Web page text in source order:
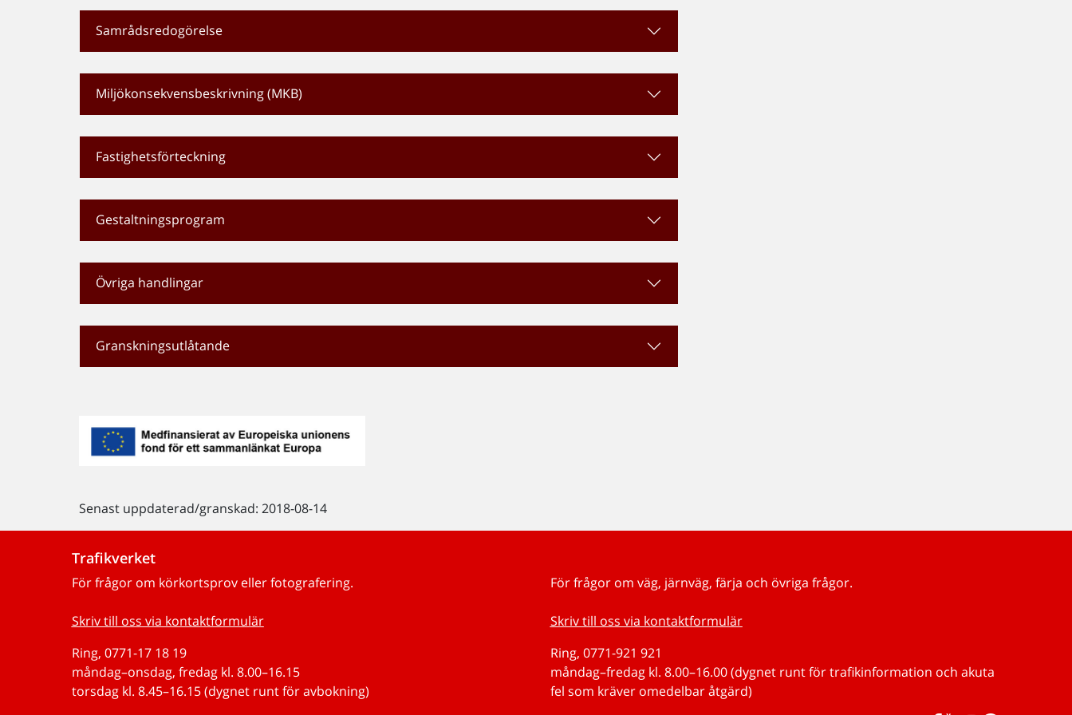
Samrådsredogörelse
Miljökonsekvensbeskrivning (MKB)
Fastighetsförteckning
Gestaltningsprogram
Övriga handlingar
Granskningsutlåtande
Senast uppdaterad/granskad: 2018-08-14
Trafikverket
För frågor om körkortsprov eller fotografering.
Skriv till oss via kontaktformulär
Ring, 0771-17 18 19
måndag–onsdag, fredag kl. 8.00–16.15
torsdag kl. 8.45–16.15 (dygnet runt för avbokning)
För frågor om väg, järnväg, färja och övriga frågor.
Skriv till oss via kontaktformulär
Ring, 0771-921 921
måndag–fredag kl. 8.00–16.00 (dygnet runt för trafikinformation och akuta
fel som kräver omedelbar åtgärd)